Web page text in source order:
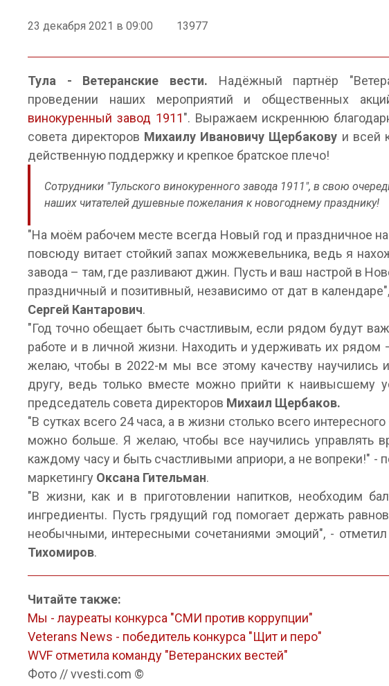
23 декабря 2021 в 09:00 13977
Тула - Ветеранские вести. Надёжный партнёр
проведении наших мероприятий и общественных
винокуренный завод 1911". Выражаем искреннюю
совета директоров Михаилу Ивановичу Щербакову и всей
действенную поддержку и крепкое братское плечо!
Сотрудники "Тульского винокуренного завода 1911", в свою
наших читателей душевные пожелания к новогоднему празднику!
"На моём рабочем месте всегда Новый год и праздничное
повсюду витает стойкий запах можжевельника, ведь я
завода – там, где разливают джин. Пусть и ваш настрой в
праздничный и позитивный, независимо от дат в
Сергей Кантарович.
"Год точно обещает быть счастливым, если рядом будут
работе и в личной жизни. Находить и удерживать их рядом
желаю, чтобы в 2022-м мы все этому качеству научились
другу, ведь только вместе можно прийти к наивысшему
председатель совета директоров Михаил Щербаков.
"В сутках всего 24 часа, а в жизни столько всего
можно больше. Я желаю, чтобы все научились управлять
каждому часу и быть счастливыми априори, а не вопреки!" -
маркетингу Оксана Гительман.
"В жизни, как и в приготовлении напитков, необходим
ингредиенты. Пусть грядущий год помогает держать
необычными, интересными сочетаниями эмоций", - отметил
Тихомиров.
Читайте также:
Мы - лауреаты конкурса "СМИ против коррупции"
Veterans News - победитель конкурса "Щит и перо"
WVF отметила команду "Ветеранских вестей"
Фото // vvesti.com ©